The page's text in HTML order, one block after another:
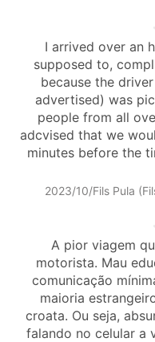
I arrived over an
supposed to,
because the
advertised) was
people from all
adcvised that we
minutes before the
A pior viagem
motorista. Mau
comunicação
maioria
croata. Ou seja,
falando no celular a